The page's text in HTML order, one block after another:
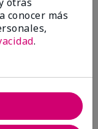
conocer más
.